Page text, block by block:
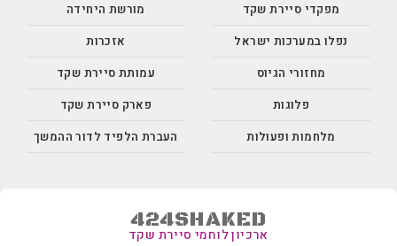
מפקדי סיירת שקד
נפלו במערכות ישראל
מחזורי הגיוס
פלוגות
מלחמות ופעולות
מורשת היחידה
אזכרות
עמותת סיירת שקד
פארק סיירת שקד
העברת הלפיד לדור ההמשך
424SHAKED
ארכיון לוחמי סיירת שקד